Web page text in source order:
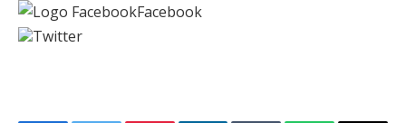
Facebook
Twitter